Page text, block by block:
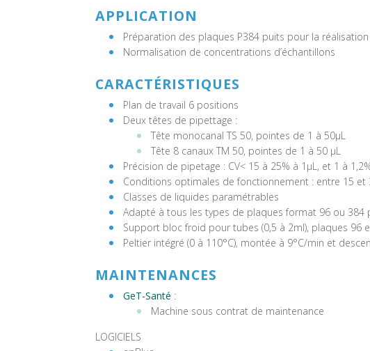
APPLICATION
Préparation des plaques P384 puits pour la réalisation
Normalisation de concentrations d’échantillons
CARACTÉRISTIQUES
Plan de travail 6 positions
Deux têtes de pipettage :
Tête monocanal TS 50, pointes de 1 à 50µL
Tête 8 canaux TM 50, pointes de 1 à 50 µL
Précision de pipetage : CV< 15 à 25% à 1µL, et 1 à
Conditions optimales de fonctionnement : entre 15 et
Classes de liquides paramétrables
Adapté à tous les types de plaques format 96 ou 384
Support bloc froid pour tubes (0,5 à 2ml), plaques 96
Peltier intégré (0 à 110°C), montée à 9°C/min et
MAINTENANCES
GeT-Santé :
Machine sous contrat de maintenance
LOGICIELS